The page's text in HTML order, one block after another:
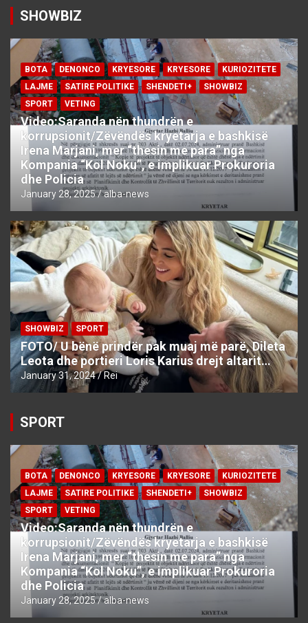
SHOWBIZ
BOTA DENONCO KRYESORE KRYESORE
KURIOZITETE
LAJME
SATIRE POLITIKE SHENDETI+
SHOWBIZ
SPORT
VETING
Video:Saranda nën thundrën e
korrupsionit/Zëvëndës kryetarja e bashkisë
Irena Marjani, mer “thesin me para” nga
Kompania “Kol Noku”, e implikuar Prokuroria
dhe Policia
January 28, 2025 alba-news
SHOWBIZ SPORT
FOTO/ U bënë prindër pak muaj më parë, Dileta
Leota dhe portieri Loris Karius drejt altarit…
January 31, 2024 Rei
SPORT
BOTA DENONCO KRYESORE KRYESORE
KURIOZITETE
LAJME
SATIRE POLITIKE SHENDETI+
SHOWBIZ
SPORT
VETING
Video:Saranda nën thundrën e
korrupsionit/Zëvëndës kryetarja e bashkisë
Irena Marjani, mer “thesin me para” nga
Kompania “Kol Noku”, e implikuar Prokuroria
dhe Policia
January 28, 2025 alba-news